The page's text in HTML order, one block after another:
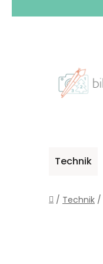
Technik
Startseite
/ Technik /